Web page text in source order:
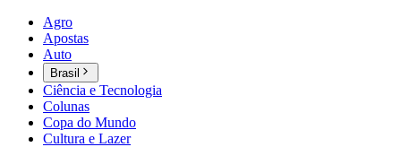
Agro
Apostas
Auto
Brasil
Ciência e Tecnologia
Colunas
Copa do Mundo
Cultura e Lazer